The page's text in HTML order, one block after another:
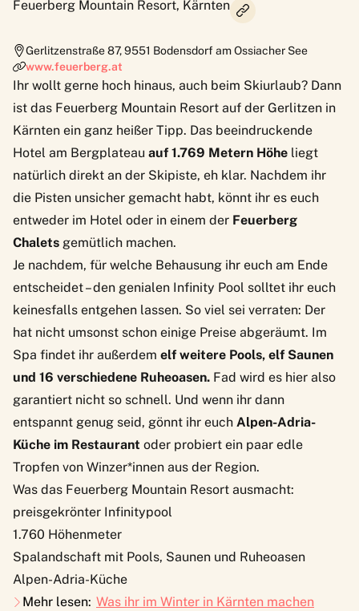
Feuerberg Mountain Resort, Kärnten
Gerlitzenstraße 87,9551 Bodensdorf am Ossiacher See
www.feuerberg.at
Ihr wollt gerne hoch hinaus, auch beim Skiurlaub? Dann
ist das Feuerberg Mountain Resort auf der Gerlitzen in
Kärnten ein ganz heißer Tipp. Das beeindruckende
Hotel am Bergplateau auf 1.769 Metern Höhe liegt
natürlich direkt an der Skipiste, eh klar. Nachdem ihr
die Pisten unsicher gemacht habt, könnt ihr es euch
entweder im Hotel oder in einem der Feuerberg
Chalets gemütlich machen.
Je nachdem, für welche Behausung ihr euch am Ende
entscheidet – den genialen Infinity Pool solltet ihr euch
keinesfalls entgehen lassen. So viel sei verraten: Der
hat nicht umsonst schon einige Preise abgeräumt. Im
Spa findet ihr außerdem elf weitere Pools, elf Saunen
und 16 verschiedene Ruheoasen. Fad wird es hier also
garantiert nicht so schnell. Und wenn ihr dann
entspannt genug seid, gönnt ihr euch Alpen-Adria-
Küche im Restaurant oder probiert ein paar edle
Tropfen von Winzer*innen aus der Region.
Was das Feuerberg Mountain Resort ausmacht:
preisgekrönter Infinitypool
1.760 Höhenmeter
Spalandschaft mit Pools, Saunen und Ruheoasen
Alpen-Adria-Küche
Mehr lesen: Was ihr im Winter in Kärnten machen